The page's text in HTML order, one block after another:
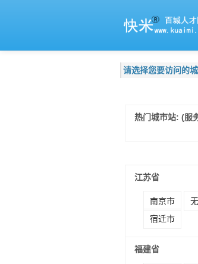
请选择您要访问的
热门城市站: (服
江苏省
南京市
宿迁市
福建省